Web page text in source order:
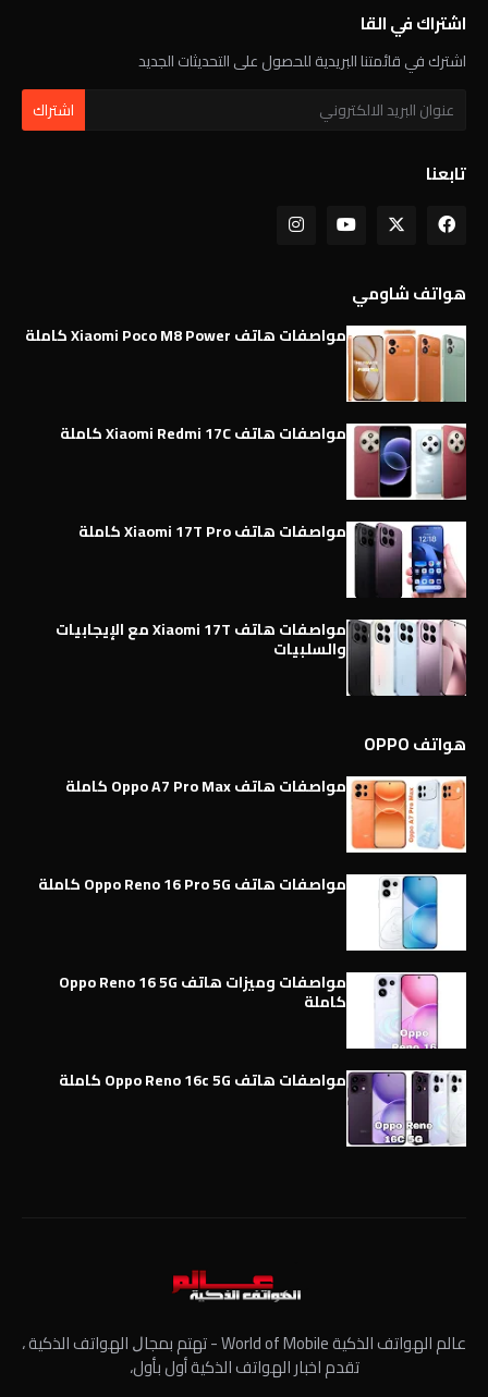
اشتراك في القا
اشترك في قائمتنا البريدية للحصول على التحديثات الجديد
تابعنا
هواتف شاومي
مواصفات هاتف Xiaomi Poco M8 Power كاملة
مواصفات هاتف Xiaomi Redmi 17C كاملة
مواصفات هاتف Xiaomi 17T Pro كاملة
مواصفات هاتف Xiaomi 17T مع الإيجابيات
والسلبيات
هواتف OPPO
مواصفات هاتف Oppo A7 Pro Max كاملة
مواصفات هاتف Oppo Reno 16 Pro 5G كاملة
مواصفات وميزات هاتف Oppo Reno 16 5G
كاملة
مواصفات هاتف Oppo Reno 16c 5G كاملة
عالم الهواتف الذكية World of Mobile - ﺗﻬﺘﻢ ﺑﻤﺠﺎﻝ الهواتف الذكية ،
تقدم اخبار الهواتف الذكية أول بأول،